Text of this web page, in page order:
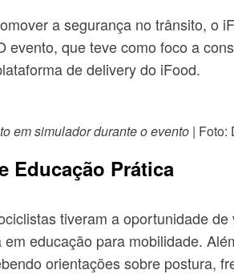
a segurança no trânsito, o
evento, que teve como foco a
de delivery do iFood.
em simulador durante o evento | Foto:
Educação Prática
tiveram a oportunidade
educação para mobilidade.
orientações sobre postura,